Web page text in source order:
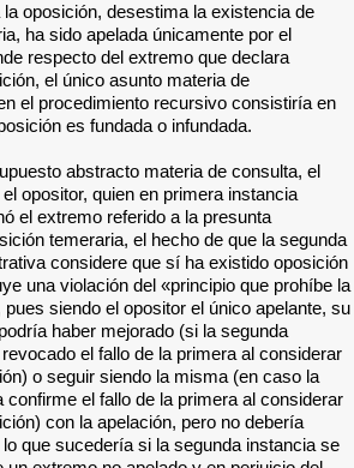
oposición, desestima la existencia de
ha sido apelada únicamente por el
respecto del extremo que declara
el único asunto materia de
el procedimiento recursivo consistiría en
es fundada o infundada.
abstracto materia de consulta, el
opositor, quien en primera instancia
el extremo referido a la presunta
temeraria, el hecho de que la segunda
considere que sí ha existido oposición
una violación del «principio que prohíbe la
pues siendo el opositor el único apelante, su
haber mejorado (si la segunda
el fallo de la primera al considerar
o seguir siendo la misma (en caso la
confirme el fallo de la primera al considerar
con la apelación, pero no debería
que sucedería si la segunda instancia se